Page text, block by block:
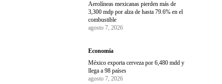
Aerolíneas mexicanas pierden más de
3,300 mdp por alza de hasta 79.6% en el
combustible
agosto 7, 2026
Economía
México exporta cerveza por 6,480 mdd y
llega a 98 países
agosto 7, 2026